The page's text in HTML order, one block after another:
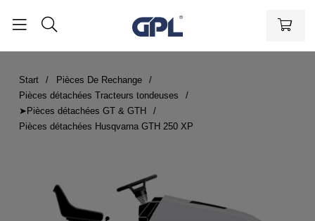
Start
Pièces De Rechange
Pièces détachées Tracteurs tondeuses
➤Pièces détachées GT & GTH
Pièces détachées Husqvarna GTH 250 XP